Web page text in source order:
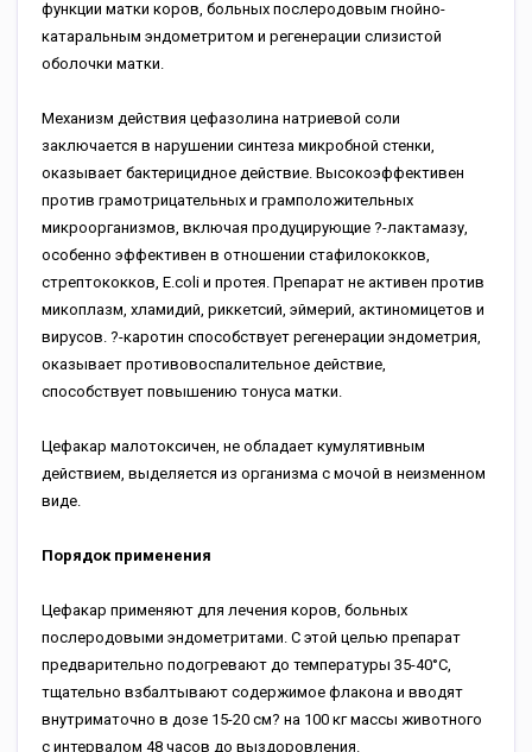
функции матки коров, больных послеродовым гнойно-
катаральным эндометритом и регенерации слизистой
оболочки матки.
Механизм действия цефазолина натриевой соли
заключается в нарушении синтеза микробной стенки,
оказывает бактерицидное действие. Высокоэффективен
против грамотрицательных и грамположительных
микроорганизмов, включая продуцирующие ?-лактамазу,
особенно эффективен в отношении стафилококков,
стрептококков, Е.соli и протея. Препарат не активен против
микоплазм, хламидий, риккетсий, эймерий, актиномицетов и
вирусов. ?-каротин способствует регенерации эндометрия,
оказывает противовоспалительное действие,
способствует повышению тонуса матки.
Цефакар малотоксичен, не обладает кумулятивным
действием, выделяется из организма с мочой в неизменном
виде.
Порядок применения
Цефакар применяют для лечения коров, больных
послеродовыми эндометритами. С этой целью препарат
предварительно подогревают до температуры 35-40°С,
тщательно взбалтывают содержимое флакона и вводят
внутриматочно в дозе 15-20 см? на 100 кг массы животного
с интервалом 48 часов до выздоровления.